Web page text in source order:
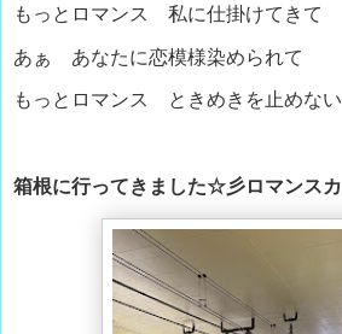
もっとロマンス 私に仕掛けてきて
あぁ あなたに恋模様染められて
もっとロマンス ときめきを止め
箱根に行ってきました☆彡ロマンスカ